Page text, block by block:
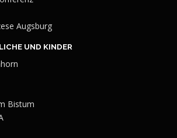
Augsburg
UND KINDER
Bistum